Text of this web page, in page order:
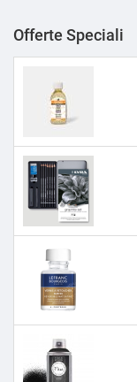
Offerte Speciali